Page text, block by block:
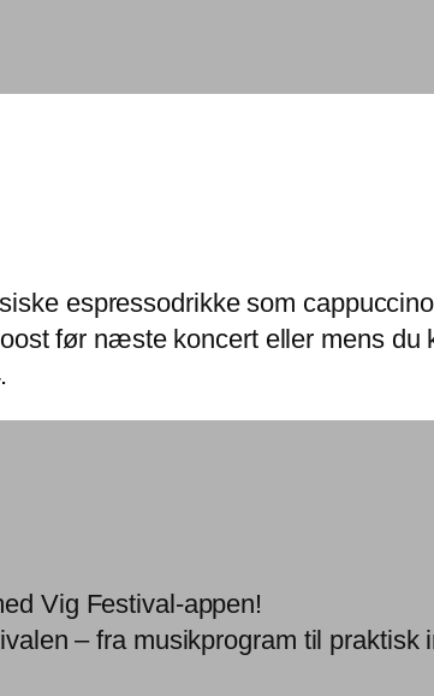
espressodrikke som
før næste koncert eller mens
Vig Festival-appen!
– fra musikprogram til praktisk